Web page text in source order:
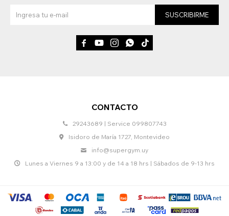
CONTACTO
29243689 | Service 099807743
Isidoro de María 1727, Montevideo
info@supergym.uy
Lunes a Viernes 9 a 13:00 y de 14 a 18 hrs | Sábados de 9-13 hrs
SUSCRIBIRME
    